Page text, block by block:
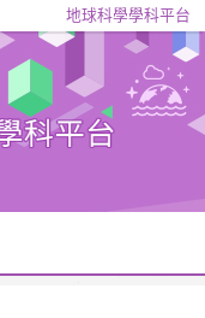
地球科學學科平台